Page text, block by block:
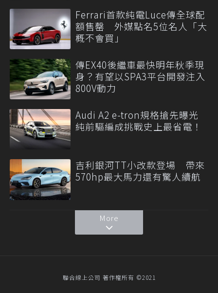
Ferrari首款純電Luce傳全球配
額售罄 外媒點名5位名人「大
概不會買」
傳EX40後繼車最快明年秋季現
身？有望以SPA3平台開發注入
800V動力
Audi A2 e-tron規格搶先曝光
純前驅編成挑戰史上最省電！
吉利銀河TT小改款登場 帶來
570hp最大馬力還有驚人續航
More
聯合線上公司 著作權所有 ©2021